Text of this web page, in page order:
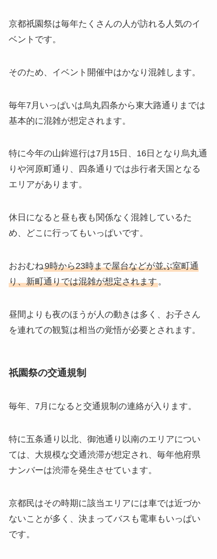
京都祇園祭は毎年たくさんの人が訪れる人気のイ
ベントです。
そのため、イベント開催中はかなり混雑します。
毎年7月いっぱいは烏丸四条から東大路通りまでは
基本的に混雑が想定されます。
特に今年の山鉾巡行は7月15日、16日となり烏丸通
りや河原町通り、四条通りでは歩行者天国となる
エリアがあります。
休日になると昼も夜も関係なく混雑しているた
め、どこに行ってもいっぱいです。
おおむね9時から23時まで屋台などが並ぶ室町通
り、新町通りでは混雑が想定されます。
昼間よりも夜のほうが人の動きは多く、お子さん
を連れての観覧は相当の覚悟が必要とされます。
祇園祭の交通規制
毎年、7月になると交通規制の連絡が入ります。
特に五条通り以北、御池通り以南のエリアについ
ては、大規模な交通渋滞が想定され、毎年他府県
ナンバーは渋滞を発生させています。
京都民はその時期に該当エリアには車では近づか
ないことが多く、決まってバスも電車もいっぱい
です。